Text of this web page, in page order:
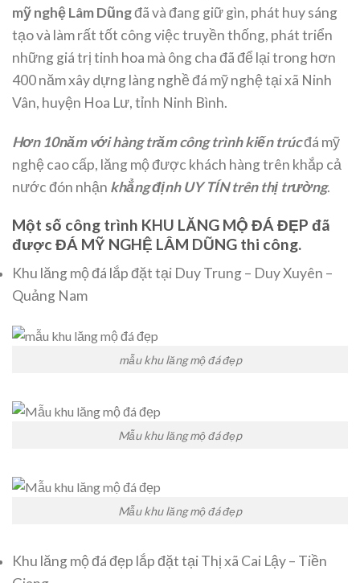
mỹ nghệ Lâm Dũngđã và đang giữ gìn, phát huy sáng
tạo và làm rất tốt công việc truyền thống, phát triển
những giá trị tinh hoa mà ông cha đã để lại trong hơn
400 năm xây dựng làng nghề đá mỹ nghệ tại xã Ninh
Vân, huyện Hoa Lư, tỉnh Ninh Bình.
Hơn 10năm với hàng trăm công trình kiến trúcđá mỹ
nghệ cao cấp, lăng mộ được khách hàng trên khắp cả
nước đón nhận khẳng định UY TÍN trên thị trường.
Một số công trình KHU LĂNG MỘ ĐÁ ĐẸP đã
được ĐÁ MỸ NGHỆ LÂM DŨNG thi công.
Khu lăng mộ đá lắp đặt tại Duy Trung – Duy Xuyên –
Quảng Nam
mẫu khu lăng mộ đá đẹp
Mẫu khu lăng mộ đá đẹp
Mẫu khu lăng mộ đá đẹp
Khu lăng mộ đá đẹp lắp đặt tại Thị xã Cai Lậy – Tiền